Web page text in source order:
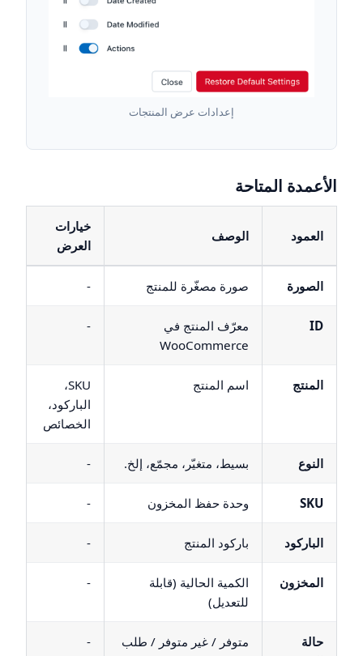
إعدادات عرض المنتجات
الأعمدة المتاحة
العمود الوصف
خيارات
العرض
الصورة صورة مصغّرة للمنتج -
ID
معرّف المنتج في
WooCommerce
-
المنتج اسم المنتج
SKU،
الباركود،
الخصائص
النوع بسيط، متغيّر، مجمّع، إلخ. -
SKU وحدة حفظ المخزون -
الباركود باركود المنتج -
المخزون
الكمية الحالية (قابلة
للتعديل)
-
حالة
متوفر / غير متوفر / طلب
-